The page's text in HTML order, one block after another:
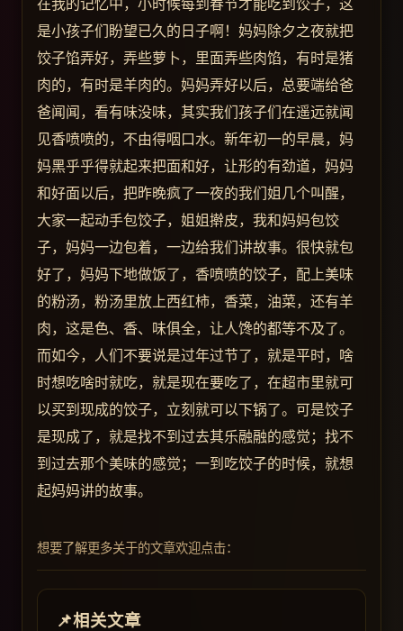
在我的记忆中，小时候每到春节才能吃到饺子，这
是小孩子们盼望已久的日子啊！妈妈除夕之夜就把
饺子馅弄好，弄些萝卜，里面弄些肉馅，有时是猪
肉的，有时是羊肉的。妈妈弄好以后，总要端给爸
爸闻闻，看有味没味，其实我们孩子们在遥远就闻
见香喷喷的，不由得咽口水。新年初一的早晨，妈
妈黑乎乎得就起来把面和好，让形的有劲道，妈妈
和好面以后，把昨晚疯了一夜的我们姐几个叫醒，
大家一起动手包饺子，姐姐擀皮，我和妈妈包饺
子，妈妈一边包着，一边给我们讲故事。很快就包
好了，妈妈下地做饭了，香喷喷的饺子，配上美味
的粉汤，粉汤里放上西红柿，香菜，油菜，还有羊
肉，这是色、香、味俱全，让人馋的都等不及了。
而如今，人们不要说是过年过节了，就是平时，啥
时想吃啥时就吃，就是现在要吃了，在超市里就可
以买到现成的饺子，立刻就可以下锅了。可是饺子
是现成了，就是找不到过去其乐融融的感觉；找不
到过去那个美味的感觉；一到吃饺子的时候，就想
起妈妈讲的故事。
想要了解更多关于的文章欢迎点击：
相关文章